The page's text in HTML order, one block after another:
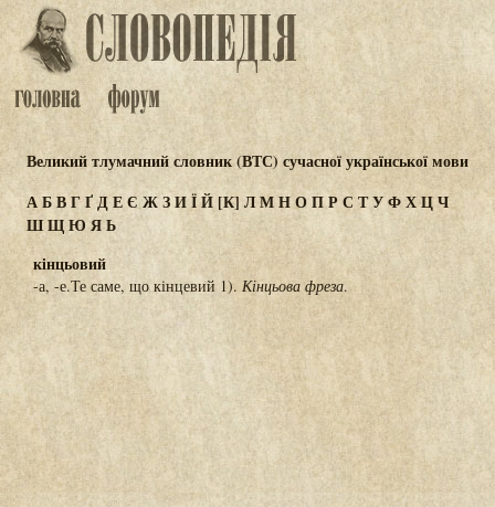
Великий тлумачний словник (ВТС) сучасної української мови
АБВГҐДЕЄ ЖЗИЇЙ [К] ЛМНОПР СТУФХЦЧ
ШЩЮЯЬ
кінцьовий
-а, -е.Те саме, що кінцевий 1). Кінцьова фреза.